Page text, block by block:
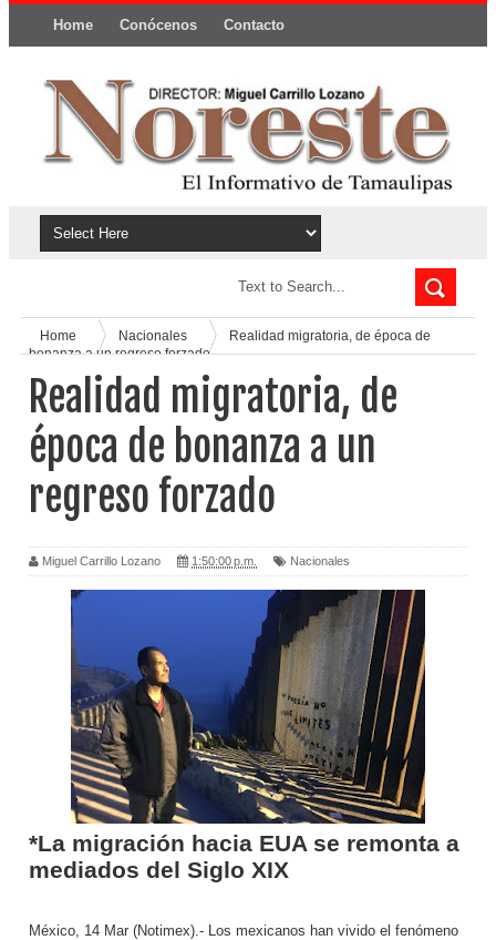
Home Conócenos Contacto
Home Nacionales
Realidad migratoria, de época de
bonanza a un regreso forzado
Realidad migratoria, de
época de bonanza a un
regreso forzado
Miguel Carrillo Lozano 1:50:00 p.m. Nacionales
*La migración hacia EUA se remonta a
mediados del Siglo XIX
México, 14 Mar (Notimex).- Los mexicanos han vivido el fenómeno